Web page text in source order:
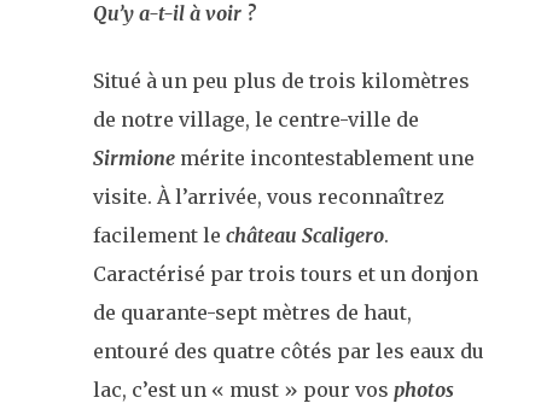
Qu’y a-t-il à voir ?
Situé à un peu plus de trois kilomètres
de notre village, le centre-ville de
Sirmionemérite incontestablement une
visite. À l’arrivée, vous reconnaîtrez
facilement le château Scaligero.
Caractérisé par trois tours et un donjon
de quarante-sept mètres de haut,
entouré des quatre côtés par les eaux du
lac, c’est un « must » pour vos photos